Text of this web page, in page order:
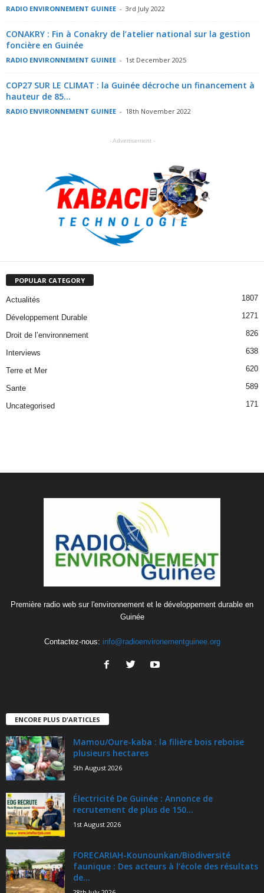
RADIO ENVIRONNEMENT GUINEE - 3rd July 2022
CONAKRY : Fin à Conakry de l’atelier national sur la gestion
foncière en Guinée
RADIO ENVIRONNEMENT GUINEE - 1st December 2025
COP27 SUR LE CLIMAT : la Guinée décroche un financement à
hauteur de 85...
RADIO ENVIRONNEMENT GUINEE - 18th November 2022
- Advertisement -
POPULAR CATEGORY
Actualités 1807
Développement Durable 1271
Droit de l’environnement 826
Interviews 638
Terre et Mer 620
Sante 589
Uncategorised 171
Première radio web sur l'environnement et le développement durable en
Guinée
Contactez-nous: info@radioenvironementguinee.org
ENCORE PLUS D'ARTICLES
Mamou/Oure-kaba : la filière bois reboise
plusieurs hectares
5th August 2026
Électricité De Guinée : Annonce de
recrutement de plus de 150...
1st August 2026
FORECARIAH-Kounounkan/Biodiversité
faunique : Des acteurs à l’école des résultats
de...